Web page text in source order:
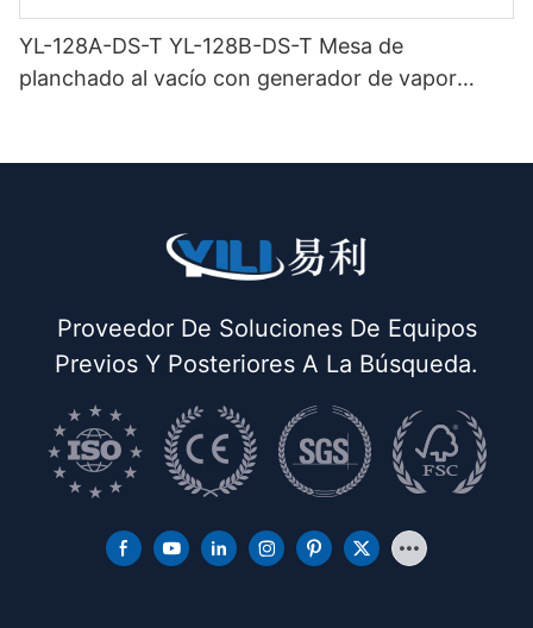
YL-128A-DS-T YL-128B-DS-T Mesa de
planchado al vacío con generador de vapor
Proveedor De Soluciones De Equipos
Previos Y Posteriores A La Búsqueda.